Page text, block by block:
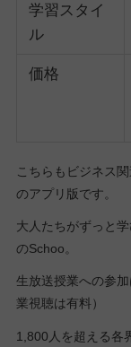
学習スタイ
ル
価格
こちらもビジネス
のアプリ版です。
大人たちがずっと
のSchoo。
生放送授業への参
業視聴は有料）
1,800人を超える各